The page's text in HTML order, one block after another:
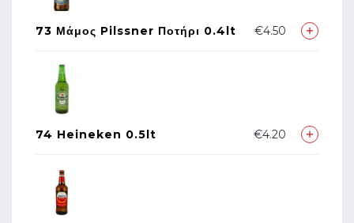
73 Μάμος Pilssner Ποτήρι 0.4lt €4.50
74 Heineken 0.5lt €4.20